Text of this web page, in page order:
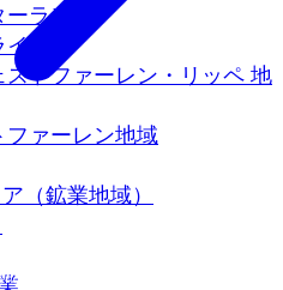
ラント
ン
ストファーレン・リッペ 地
ファーレン地域
（鉱業地域）